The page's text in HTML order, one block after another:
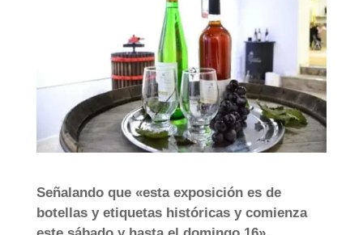
Señalando que «esta exposición es de
botellas y etiquetas históricas y comienza